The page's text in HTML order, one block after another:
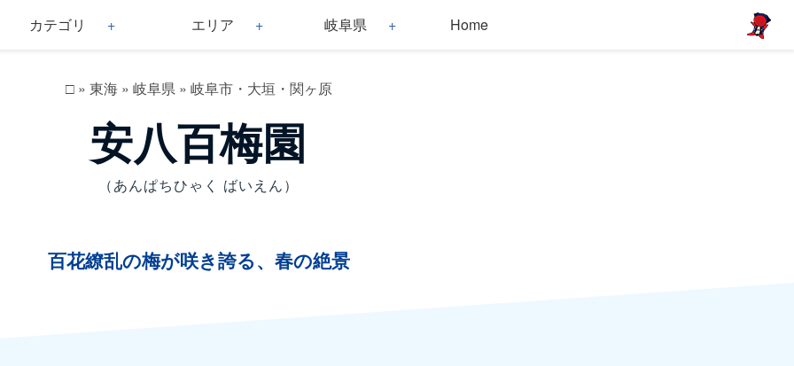
カテゴリ エリア 岐阜県 Home
□» 東海» 岐阜県» 岐阜市・大垣・関ヶ原
安八百梅園
（あんぱちひゃく ばいえん）
百花繚乱の梅が咲き誇る、春の絶景